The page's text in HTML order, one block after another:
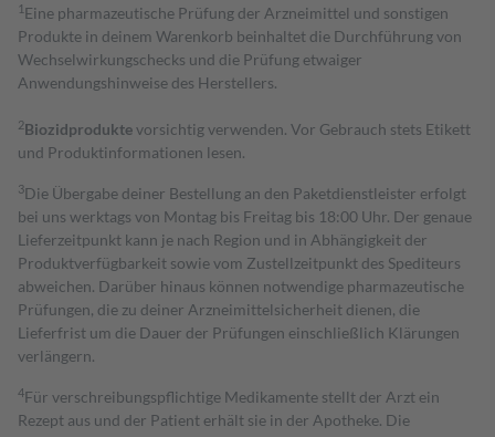
1 Eine pharmazeutische Prüfung der Arzneimittel und sonstigen
Produkte in deinem Warenkorb beinhaltet die Durchführung von
Wechselwirkungschecks und die Prüfung etwaiger
Anwendungshinweise des Herstellers.
2Biozidproduktevorsichtig verwenden. Vor Gebrauch stets Etikett
und Produktinformationen lesen.
3Die Übergabe deiner Bestellung an den Paketdienstleister erfolgt
bei uns werktags von Montag bis Freitag bis 18:00 Uhr. Der genaue
Lieferzeitpunkt kann je nach Region und in Abhängigkeit der
Produktverfügbarkeit sowie vom Zustellzeitpunkt des Spediteurs
abweichen. Darüber hinaus können notwendige pharmazeutische
Prüfungen, die zu deiner Arzneimittelsicherheit dienen, die
Lieferfrist um die Dauer der Prüfungen einschließlich Klärungen
verlängern.
4Für verschreibungspflichtige Medikamente stellt der Arzt ein
Rezept aus und der Patient erhält sie in der Apotheke. Die